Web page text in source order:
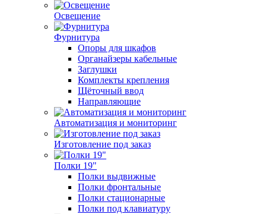
Освещение
Фурнитура
Опоры для шкафов
Органайзеры кабельные
Заглушки
Комплекты крепления
Щёточный ввод
Направляющие
Автоматизация и мониторинг
Изготовление под заказ
Полки 19"
Полки выдвижные
Полки фронтальные
Полки стационарные
Полки под клавиатуру